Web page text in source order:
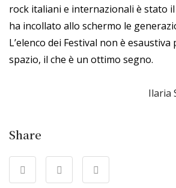
rock italiani e internazionali è stato il
ha incollato allo schermo le
L’elenco dei Festival non è
spazio, il che è un ottimo segno.
Ilaria
Share